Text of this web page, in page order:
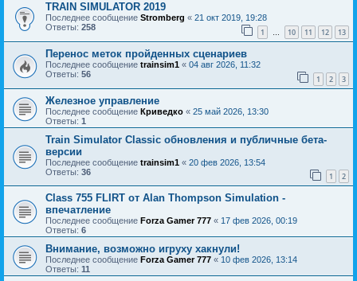
TRAIN SIMULATOR 2019
Последнее сообщение Stromberg « 21 окт 2019, 19:28
Ответы: 258 1 … 10 11 12 13
Перенос меток пройденных сценариев
Последнее сообщение trainsim1 « 04 авг 2026, 11:32
Ответы: 56 1 2 3
Железное управление
Последнее сообщение Криведко « 25 май 2026, 13:30
Ответы: 1
Train Simulator Classic обновления и публичные бета-
версии
Последнее сообщение trainsim1 « 20 фев 2026, 13:54
Ответы: 36 1 2
Class 755 FLIRT от Alan Thompson Simulation -
впечатление
Последнее сообщение Forza Gamer 777 « 17 фев 2026, 00:19
Ответы: 6
Внимание, возможно игруху хакнули!
Последнее сообщение Forza Gamer 777 « 10 фев 2026, 13:14
Ответы: 11